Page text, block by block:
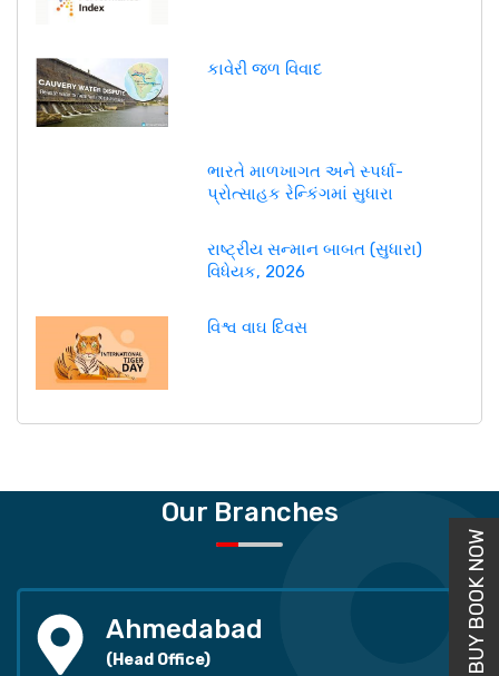
કાવેરી જળ વિવાદ
ભારતે માળખાગત અને સ્પર્ધા-
પ્રોત્સાહક રેન્કિંગમાં સુધારા
રાષ્ટ્રીય સન્માન બાબત (સુધારા)
વિધેયક, 2026
વિશ્વ વાઘ દિવસ
Our Branches
Ahmedabad
(Head Office) BUY BOOK NOW